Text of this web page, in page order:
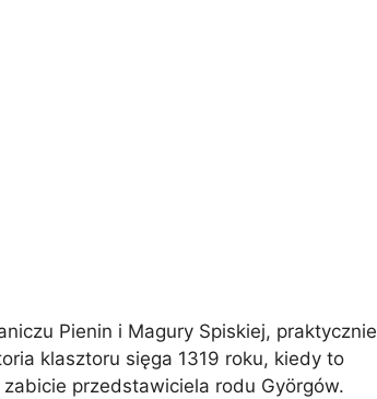
Pienin i Magury Spiskiej, praktycznie
klasztoru sięga 1319 roku, kiedy to
przedstawiciela rodu Györgów.